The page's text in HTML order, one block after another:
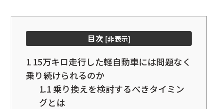
目次 [非表示]
1 15万キロ走行した軽自動車には問題なく
乗り続けられるのか
1.1乗り換えを検討するべきタイミン
グとは